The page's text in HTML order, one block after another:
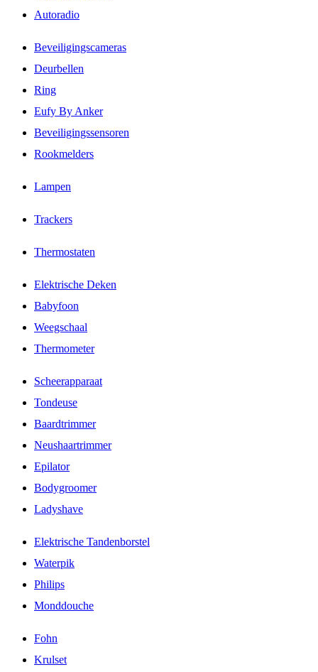
Autoradio
Beveiligingscameras
Deurbellen
Ring
Eufy By Anker
Beveiligingssensoren
Rookmelders
Lampen
Trackers
Thermostaten
Elektrische Deken
Babyfoon
Weegschaal
Thermometer
Scheerapparaat
Tondeuse
Baardtrimmer
Neushaartrimmer
Epilator
Bodygroomer
Ladyshave
Elektrische Tandenborstel
Waterpik
Philips
Monddouche
Fohn
Krulset